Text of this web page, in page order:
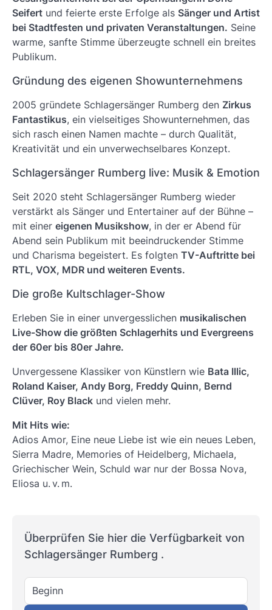
Seifert und feierte erste Erfolge als Sänger und Artist
bei Stadtfesten und privaten Veranstaltungen. Seine
warme, sanfte Stimme überzeugte schnell ein breites
Publikum.
Gründung des eigenen Showunternehmens
2005 gründete Schlagersänger Rumberg den Zirkus
Fantastikus, ein vielseitiges Showunternehmen, das
sich rasch einen Namen machte – durch Qualität,
Kreativität und ein unverwechselbares Konzept.
Schlagersänger Rumberg live: Musik & Emotion
Seit 2020 steht Schlagersänger Rumberg wieder
verstärkt als Sänger und Entertainer auf der Bühne –
mit einer eigenen Musikshow, in der er Abend für
Abend sein Publikum mit beeindruckender Stimme
und Charisma begeistert. Es folgten TV-Auftritte bei
RTL, VOX, MDR und weiteren Events.
Die große Kultschlager-Show
Erleben Sie in einer unvergesslichen musikalischen
Live-Show die größten Schlagerhits und Evergreens
der 60er bis 80er Jahre.
Unvergessene Klassiker von Künstlern wie Bata Illic,
Roland Kaiser, Andy Borg, Freddy Quinn, Bernd
Clüver, Roy Black und vielen mehr.
Mit Hits wie:
Adios Amor, Eine neue Liebe ist wie ein neues Leben,
Sierra Madre, Memories of Heidelberg, Michaela,
Griechischer Wein, Schuld war nur der Bossa Nova,
Eliosa u. v. m.
Überprüfen Sie hier die Verfügbarkeit von
Schlagersänger Rumberg .
Beginn